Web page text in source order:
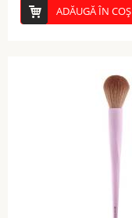
ADĂUGĂ ÎN COŞ